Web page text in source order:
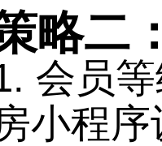
略二
会员
小程